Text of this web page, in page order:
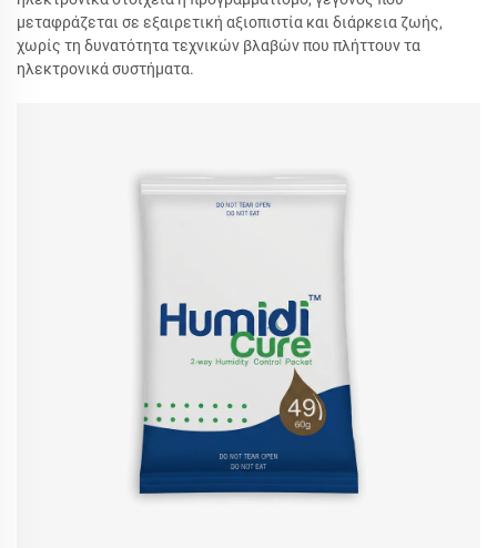
μεταφράζεται σε εξαιρετική αξιοπιστία και διάρκεια ζωής,
χωρίς τη δυνατότητα τεχνικών βλαβών που πλήττουν τα
ηλεκτρονικά συστήματα.